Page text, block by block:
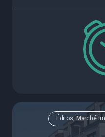
Éditos, Marché